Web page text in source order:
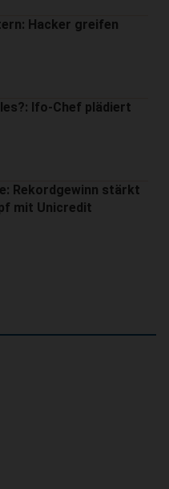
Hacker greifen
Ifo-Chef plädiert
Rekordgewinn stärkt
mit Unicredit